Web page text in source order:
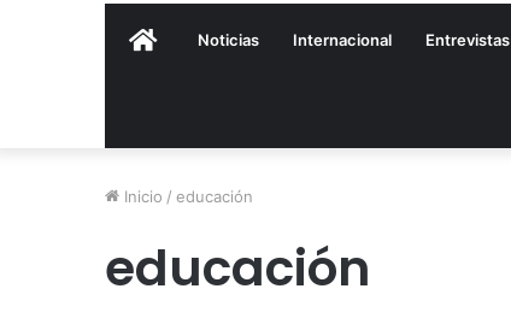
Inicio Noticias Internacional Entrevistas
Inicio / educación
educación